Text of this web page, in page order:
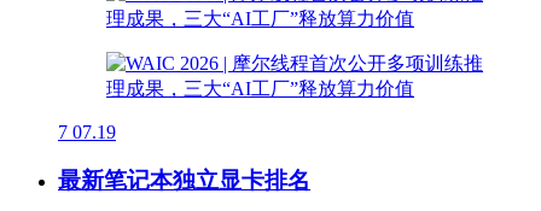
7 07.19
最新笔记本独立显卡排名